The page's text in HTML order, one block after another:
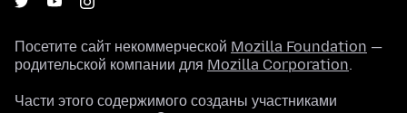
Посетите сайт некоммерческой Mozilla Foundation —
родительской компании для Mozilla Corporation.
Части этого содержимого созданы участниками